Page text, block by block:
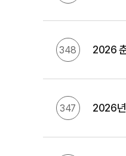
348 2026
347 2026